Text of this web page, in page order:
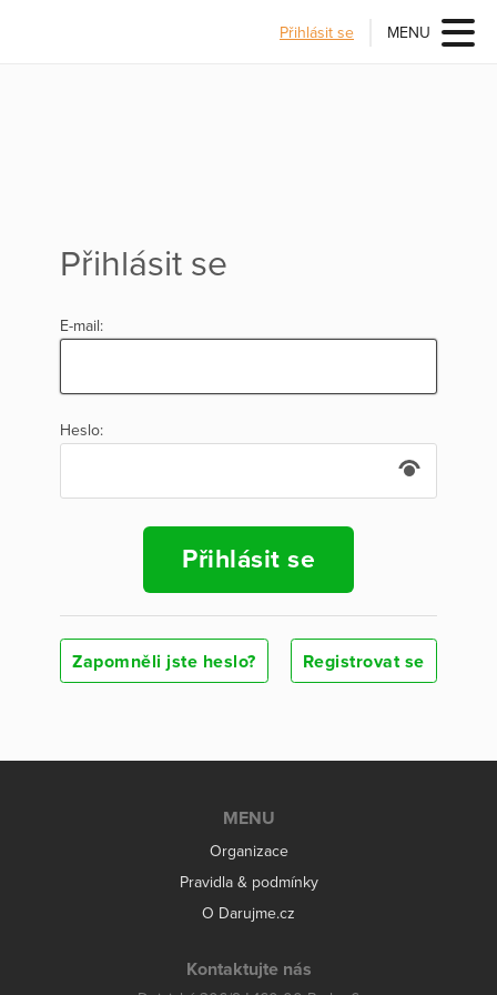
Přihlásit se MENU
Přihlásit se
E-mail:
Heslo:
Přihlásit se
Zapomněli jste heslo? Registrovat se
MENU
Organizace
Pravidla & podmínky
O Darujme.cz
Kontaktujte nás